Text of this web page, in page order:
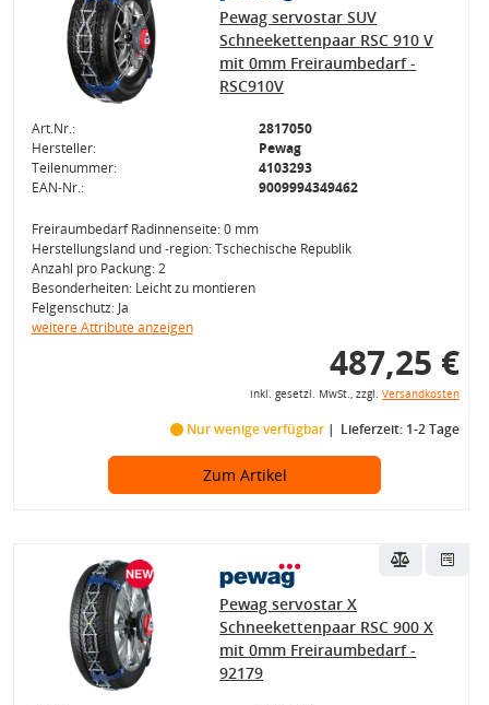
Pewag servostar SUV
Schneekettenpaar RSC 910 V
mit 0mm Freiraumbedarf -
RSC910V
Art.Nr.:
2817050
Hersteller:
Pewag
Teilenummer:
4103293
EAN-Nr.:
9009994349462
Freiraumbedarf Radinnenseite: 0 mm
Herstellungsland und -region: Tschechische Republik
Anzahl pro Packung: 2
Besonderheiten: Leicht zu montieren
Felgenschutz: Ja
weitere Attribute anzeigen
487,25 €
inkl. gesetzl. MwSt., zzgl. Versandkosten
Nur wenige verfügbar Lieferzeit: 1-2 Tage
Zum Artikel
Pewag servostar X
Schneekettenpaar RSC 900 X
mit 0mm Freiraumbedarf -
92179